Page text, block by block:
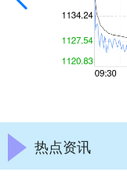
热点资讯